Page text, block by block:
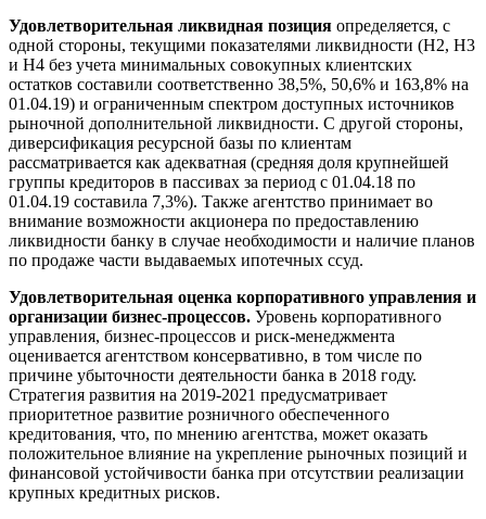
Удовлетворительная ликвидная позиция определяется, с
одной стороны, текущими показателями ликвидности (H2, Н3
и Н4 без учета минимальных совокупных клиентских
остатков составили соответственно 38,5%, 50,6% и 163,8% на
01.04.19) и ограниченным спектром доступных источников
рыночной дополнительной ликвидности. С другой стороны,
диверсификация ресурсной базы по клиентам
рассматривается как адекватная (средняя доля крупнейшей
группы кредиторов в пассивах за период с 01.04.18 по
01.04.19 составила 7,3%). Также агентство принимает во
внимание возможности акционера по предоставлению
ликвидности банку в случае необходимости и наличие планов
по продаже части выдаваемых ипотечных ссуд.
Удовлетворительная оценка корпоративного управления и
организации бизнес-процессов. Уровень корпоративного
управления, бизнес-процессов и риск-менеджмента
оценивается агентством консервативно, в том числе по
причине убыточности деятельности банка в 2018 году.
Стратегия развития на 2019-2021 предусматривает
приоритетное развитие розничного обеспеченного
кредитования, что, по мнению агентства, может оказать
положительное влияние на укрепление рыночных позиций и
финансовой устойчивости банка при отсутствии реализации
крупных кредитных рисков.